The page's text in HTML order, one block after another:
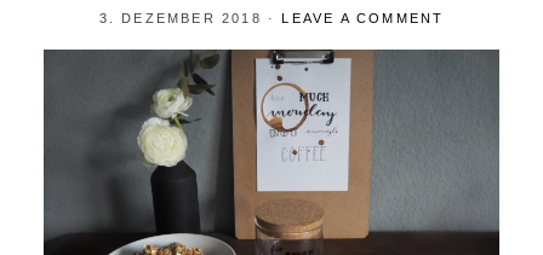
3. DEZEMBER 2018 ·LEAVE A COMMENT